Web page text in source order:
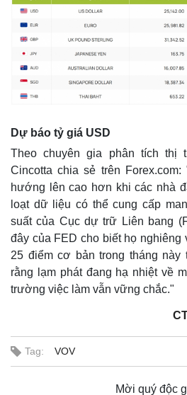
Kinh tế
Bất động sản
Khởi nghiệp
Thị
Giá
Tỷ
Dự báo tỷ giá USD
Theo chuyên gia phân tích thị
Cincotta chia sẻ trên
hướng lên cao hơn khi các nhà
loạt dữ liệu có thể cung cấp
suất của Cục dự trữ Liên bang
đây của FED cho biết họ nghiêng
25 điểm cơ bản trong tháng này
rằng lạm phát đang hạ nhiệt về
trường việc làm vẫn vững chắc."
Tag: VOV
Mời quý độc